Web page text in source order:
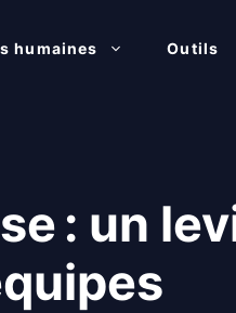
humaines Outils
: un